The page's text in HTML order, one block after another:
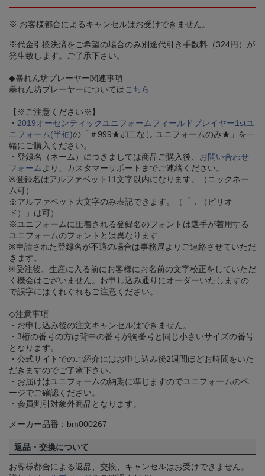
※ お客様都合によるキャンセルはお受けできません。
※代金引換決済をご希望の場合のみ別途代引き手数料（324円）が
発生致します。ご了承下さい。
◆暴れん坊プレーヤー関連事項
暴れん坊プレーヤーについてはこちら
【※ご注意ください※】
・ 2019オーセンティックユニフォームフィールドプレイヤー1stユ
ニフォーム(半袖)の「＃999★加工なし ユニフォームのみ★」を一
緒にご購入ください。
・登録名（ネーム）につきましては商品ご購入後、 お問い合わせ
フォームより、カスタマーサポートまでご連絡ください。
※登録名はアルファベット11文字以内になります。（ニックネー
ム可）
※アルファベット大文字のみ表記できます。（「．（ピリオ
ド）」は可）
※ユニフォームに圧着される登録名のフォントは選手が着用する
ユニフォームのフォントとは異なります
※申請された登録名が不適の場合は事務局よりご連絡させていただ
きます。
※受注後、生産に入る前にお客様にお名前の文字校正をしていただ
く機会はございません。お申し込み通りにオーダーいたしますの
で誤字にはくれぐれもご注意ください。
◇注意事項
・お申し込み後の注文キャンセルはできません。
・3桁の番号の方は背中の番号が胸番号と同じ小さいサイズの番号
となります。
・公式サイトでのご紹介にはお申し込み後2週間ほどお時間をいた
だきますのでご了承下さい。
・お届けはユニフォームの納期に準じますのでユニフォームのペ
ージでご確認ください。
・会員割引対象外商品となります。
メーカー品番：bm000267
返品・交換について
お客様都合による返品、交換、キャンセルはお受けできません。